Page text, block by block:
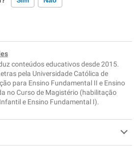
informação incorreta
a informação que procuro
conteúdos educativos desde 2015.
pela Universidade Católica de
para Ensino Fundamental II e Ensino
no Curso de Magistério (habilitação
e Ensino Fundamental I).